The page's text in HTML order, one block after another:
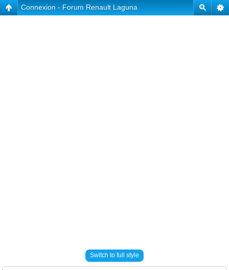
Connexion - Forum Renault Laguna
Switch to full style